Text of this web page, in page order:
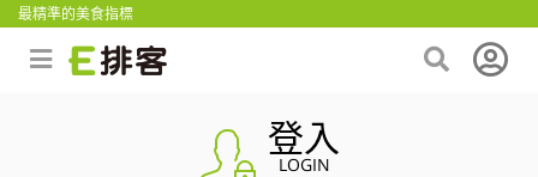
最精準的美食指標
登入
LOGIN